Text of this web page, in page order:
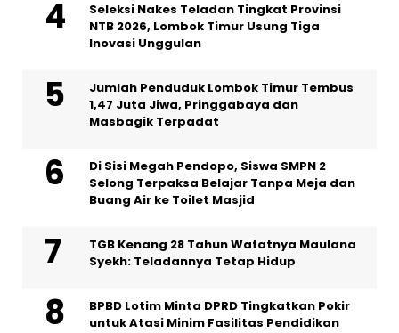
Seleksi Nakes Teladan Tingkat Provinsi
NTB 2026, Lombok Timur Usung Tiga
Inovasi Unggulan
Jumlah Penduduk Lombok Timur Tembus
1,47 Juta Jiwa, Pringgabaya dan
Masbagik Terpadat
Di Sisi Megah Pendopo, Siswa SMPN 2
Selong Terpaksa Belajar Tanpa Meja dan
Buang Air ke Toilet Masjid
TGB Kenang 28 Tahun Wafatnya Maulana
Syekh: Teladannya Tetap Hidup
BPBD Lotim Minta DPRD Tingkatkan Pokir
untuk Atasi Minim Fasilitas Pendidikan